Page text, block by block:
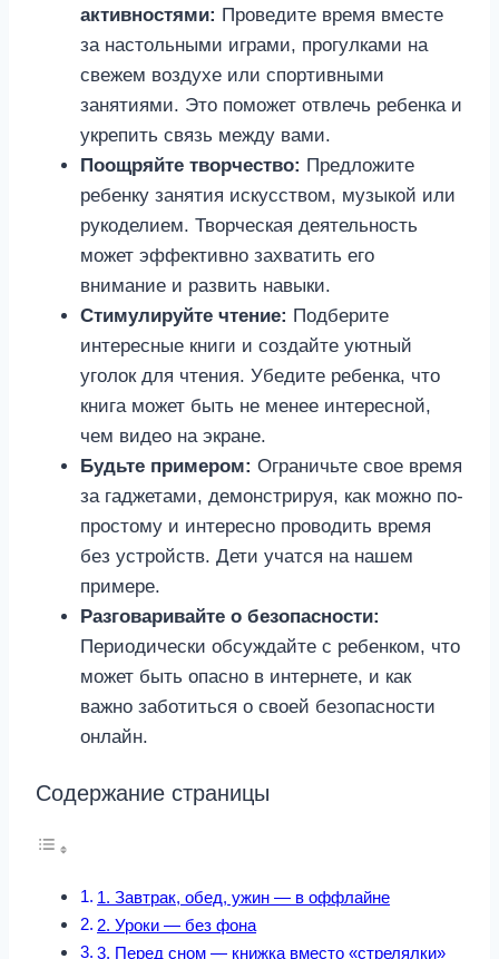
активностями: Проведите время вместе
за настольными играми, прогулками на
свежем воздухе или спортивными
занятиями. Это поможет отвлечь ребенка и
укрепить связь между вами.
Поощряйте творчество: Предложите
ребенку занятия искусством, музыкой или
рукоделием. Творческая деятельность
может эффективно захватить его
внимание и развить навыки.
Стимулируйте чтение: Подберите
интересные книги и создайте уютный
уголок для чтения. Убедите ребенка, что
книга может быть не менее интересной,
чем видео на экране.
Будьте примером: Ограничьте свое время
за гаджетами, демонстрируя, как можно по-
простому и интересно проводить время
без устройств. Дети учатся на нашем
примере.
Разговаривайте о безопасности:
Периодически обсуждайте с ребенком, что
может быть опасно в интернете, и как
важно заботиться о своей безопасности
онлайн.
Содержание страницы
1. Завтрак, обед, ужин — в оффлайне
2. Уроки — без фона
3. Перед сном — книжка вместо «стрелялки»